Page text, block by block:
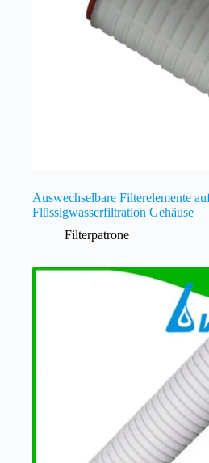
Auswechselbare Filterelemente
Flüssigwasserfiltration Gehäuse
Filterpatrone